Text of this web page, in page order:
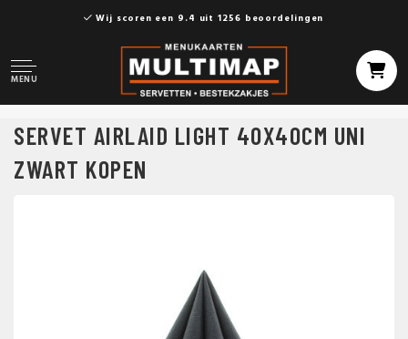
Wij scoren een 9.4 uit 1256 beoordelingen
MENU
SERVET AIRLAID LIGHT 40X40CM UNI
ZWART KOPEN